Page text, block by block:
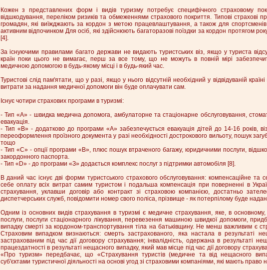
Кожен з представлених форм і видів туризму потребує специфічного страховому
відшкодування, переліком ризиків та обмеженнями страхового покриття. Типові страхові
громадян, які виїжджають за кордон з метою працевлаштування, а також для
активним відпочинком Для осіб, які здійснюють багаторазові поїздки за кордон протягом
[4].
За існуючими правилами багато держави не видають туристських віз, якщо у туриста
країн поки цього не вимагає, перш за все тому, що не можуть в повній мірі
медичною допомогою в будь-якому місці і в будь-який час.
Туристові слід пам'ятати, що у разі, якщо у нього відсутній необхідний у відвідуваній
витрати за надання медичної допомоги він буде оплачувати сам.
Існує чотири страхових програми в туризмі:
- Тип «А» - швидка медична допомога, амбулаторне та стаціонарне обслуговування,
евакуація.
- Тип «В» - додатково до програми «А» забезпечується евакуація дітей до 14-16 років,
переоформлення проїзного документа у разі необхідності дострокового вильоту, пошук
тощо
- Тип «С» - опції програми «В», плюс пошук втраченого багажу, юридичними послуги,
закордонного паспорта.
- Тип «D» - до програми «З» додається комплекс послуг з підтримки автомобіля [8].
В даний час існує дві форми туристського страхового обслуговування: компенсаційне
себе оплату всіх витрат самим туристом і подальша компенсація при поверненні в
страхування, уклавши договір або контракт зі страховою компанією, достатньо
диспетчерських служб, повідомити номер свого поліса, прізвище - як потерпілому буде
Одним із основних видів страхування в туризмі є медичне страхування, яке, в
послуги, послуги стаціонарного лікування, перевезення машиною швидкої допомоги,
випадку смерті за кордоном-транспортування тіла на батьківщину. Не менш важливим є
Страховим випадком визнаються: смерть застрахованого, яка настала в результаті
застрахованим під час дії договору страхування; інвалідність, одержана в результаті
працездатності в результаті нещасного випадку, який мав місце під час дії договору
«Про туризм» передбачає, що «Страхування туристів (медичне та від нещасного
суб'єктами туристичної діяльності на основі угод зі страховими компаніями, які мають право